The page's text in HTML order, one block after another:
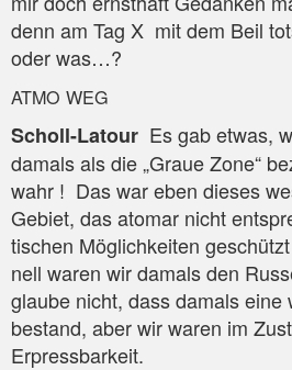
denn am Tag X mit dem Beil
oder was…?
ATMO WEG
Scholl-Latour Es gab etwas,
damals als die „Graue Zone“
wahr ! Das war eben die­ses
Gebiet, das ato­mar nicht
ti­schen Mög­lich­kei­ten
nell waren wir damals den
glau­be nicht, dass damals eine
bestand, aber wir waren im
Erpressbarkeit.